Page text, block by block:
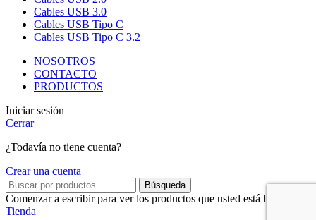
Cables USB 3.0
Cables USB Tipo C
Cables USB Tipo C 3.2
NOSOTROS
CONTACTO
PRODUCTOS
Iniciar sesión
Cerrar
¿Todavía no tiene cuenta?
Crear una cuenta
Búsqueda
Comenzar a escribir para ver los productos que usted está buscando.
Tienda